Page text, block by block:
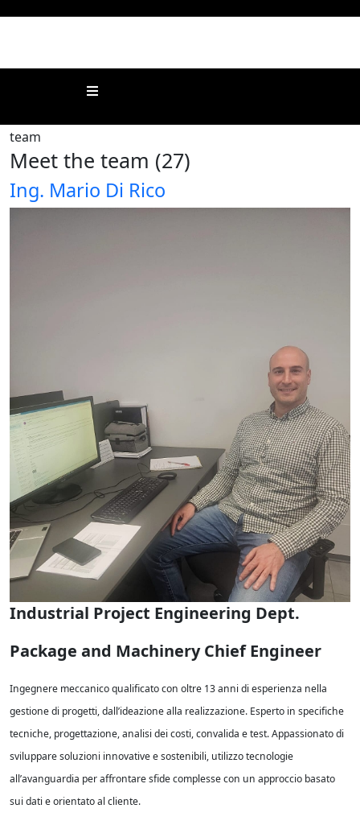
Subscribe to this RSS feed
Meet the team (27)
Ing. Mario Di Rico
Industrial Project Engineering Dept.
Package and Machinery Chief Engineer
Ingegnere meccanico qualificato con oltre 13 anni di esperienza nella
gestione di progetti, dall’ideazione alla realizzazione. Esperto in specifiche
tecniche, progettazione, analisi dei costi, convalida e test. Appassionato di
sviluppare soluzioni innovative e sostenibili, utilizzo tecnologie
all’avanguardia per affrontare sfide complesse con un approccio basato
sui dati e orientato al cliente.